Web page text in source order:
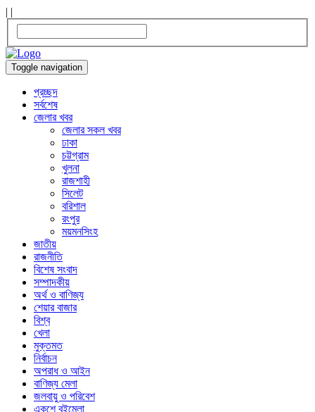
| |
Toggle navigation
প্রচ্ছদ
সর্বশেষ
জেলার খবর
জেলার সকল খবর
ঢাকা
চট্টগ্রাম
খুলনা
রাজশাহী
সিলেট
বরিশাল
রংপুর
ময়মনসিংহ
জাতীয়
রাজনীতি
বিশেষ সংবাদ
সম্পাদকীয়
অর্থ ও বাণিজ্য
শেয়ার বাজার
বিশ্ব
খেলা
মুক্তমত
নির্বাচন
অপরাধ ও আইন
বাণিজ্য মেলা
জলবায়ু ও পরিবেশ
একুশে বইমেলা